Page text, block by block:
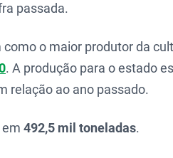
passada.
o maior produtor da
. A produção para o estado
relação ao ano passado.
492,5 mil toneladas.